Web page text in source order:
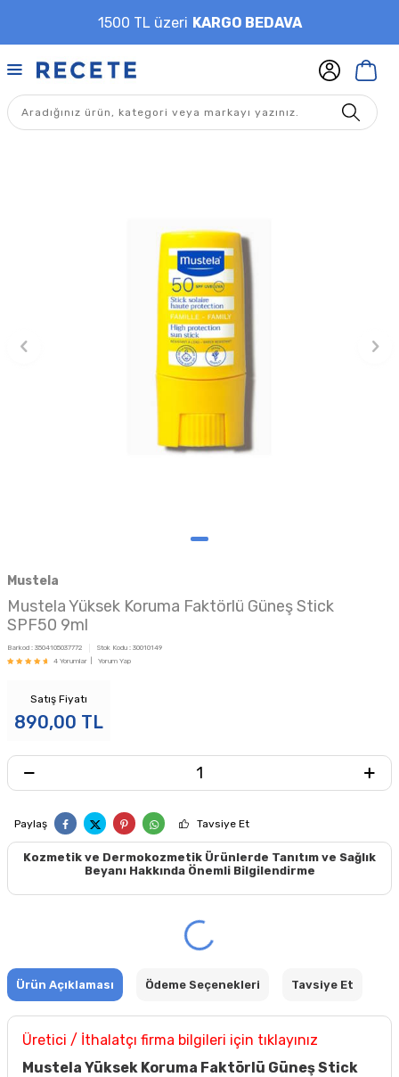
1500 TL üzeri KARGO BEDAVA
Mustela
Mustela Yüksek Koruma Faktörlü Güneş Stick
SPF50 9ml
Barkod : 3504105037772 Stok Kodu : 30010149
4 Yorumlar |
Yorum Yap
Satış Fiyatı
890,00 TL
Paylaş Tavsiye Et
Kozmetik ve Dermokozmetik Ürünlerde Tanıtım ve Sağlık
Beyanı Hakkında Önemli Bilgilendirme
Ürün Açıklaması Ödeme Seçenekleri Tavsiye Et
Üretici / İthalatçı firma bilgileri için tıklayınız
Mustela Yüksek Koruma Faktörlü Güneş Stick